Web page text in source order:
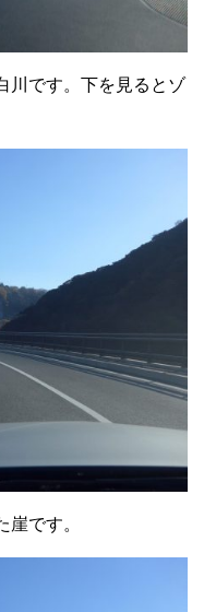
川です。下を見るとゾ
です。